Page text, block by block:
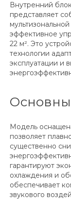
Внутренний
представляет
эффективное
22 м². Это
технологии
эксплуатации и
Модель
позволяет
существенно
гарантируют
охлаждения и
обеспечивает
звукового